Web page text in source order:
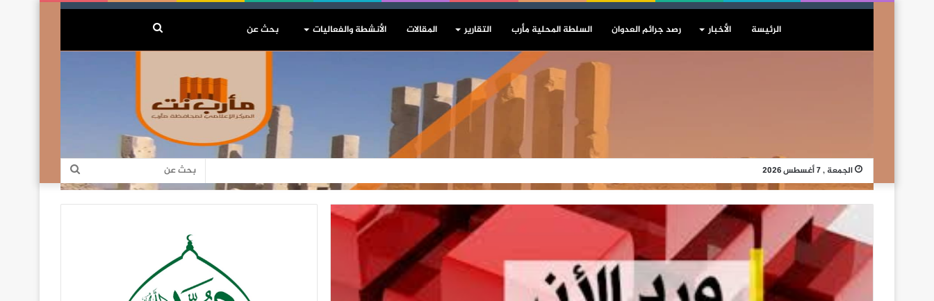
الرئيسة الأخبار رصد جرائم العدوان السلطة المحلية مأرب التقارير المقالات الأنشطة والفعاليات بحث
الجمعة , 7 أغسطس 2026
بحث
عن